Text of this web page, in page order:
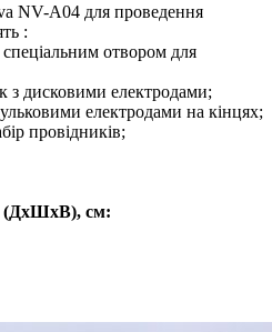
NV-A04 для проведення
:
спеціальним отвором для
з дисковими електродами;
електродами на кінцях;
провідників;
(ДхШхВ), см: